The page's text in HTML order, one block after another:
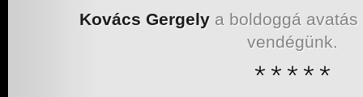
Kovács Gergelya boldoggá avatás
vendégünk.